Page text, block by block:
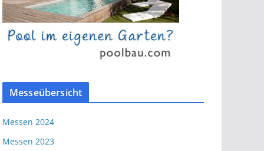
Messeübersicht
Messen 2024
Messen 2023